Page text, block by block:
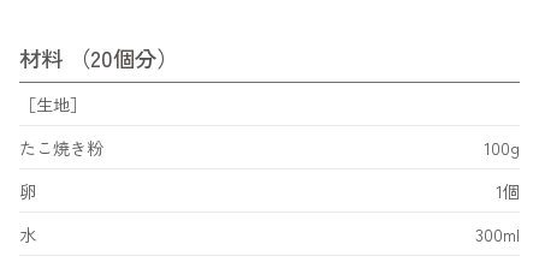
材料 （20個分）
［生地］
たこ焼き粉
100g
卵
1個
水
300ml